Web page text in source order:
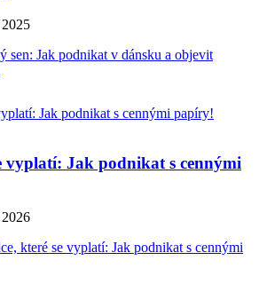
sen: Jak podnikat v dánsku a objevit
vyplatí: Jak podnikat s cennými
které se vyplatí: Jak podnikat s cennými